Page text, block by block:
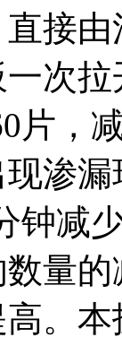
直接
次
片，
渗
钟减
量
。